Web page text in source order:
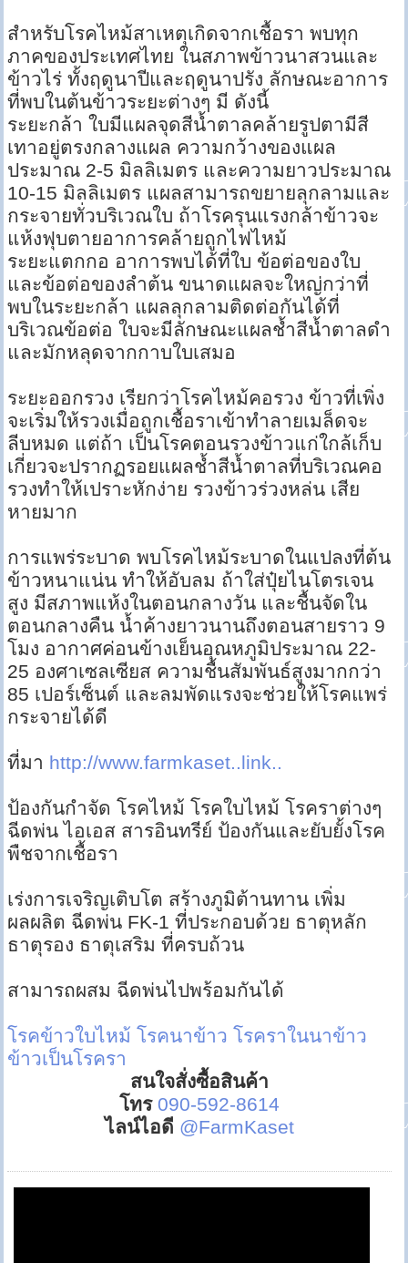
สำหรับโรคไหม้สาเหตุเกิดจากเชื้อรา พบทุก
ภาคของประเทศไทย ในสภาพข้าวนาสวนและ
ข้าวไร่ ทั้งฤดูนาปีและฤดูนาปรัง ลักษณะอาการ
ที่พบในต้นข้าวระยะต่างๆ มี ดังนี้
ระยะกล้า ใบมีแผลจุดสีน้ำตาลคล้ายรูปตามีสี
เทาอยู่ตรงกลางแผล ความกว้างของแผล
ประมาณ 2-5 มิลลิเมตร และความยาวประมาณ
10-15 มิลลิเมตร แผลสามารถขยายลุกลามและ
กระจายทั่วบริเวณใบ ถ้าโรครุนแรงกล้าข้าวจะ
แห้งฟุบตายอาการคล้ายถูกไฟไหม้
ระยะแตกกอ อาการพบได้ที่ใบ ข้อต่อของใบ
และข้อต่อของลําต้น ขนาดแผลจะใหญ่กว่าที่
พบในระยะกล้า แผลลุกลามติดต่อกันได้ที่
บริเวณข้อต่อ ใบจะมีลักษณะแผลช้ำสีน้ำตาลดำ
และมักหลุดจากกาบใบเสมอ
ระยะออกรวง เรียกว่าโรคไหม้คอรวง ข้าวที่เพิ่ง
จะเริ่มให้รวงเมื่อถูกเชื้อราเข้าทําลายเมล็ดจะ
ลีบหมด แต่ถ้า เป็นโรคตอนรวงข้าวแก่ใกล้เก็บ
เกี่ยวจะปรากฏรอยแผลช้ำสีน้ำตาลที่บริเวณคอ
รวงทำให้เปราะหักง่าย รวงข้าวร่วงหล่น เสีย
หายมาก
การแพร่ระบาด พบโรคไหม้ระบาดในแปลงที่ต้น
ข้าวหนาแน่น ทำให้อับลม ถ้าใส่ปุ๋ยไนโตรเจน
สูง มีสภาพแห้งในตอนกลางวัน และชื้นจัดใน
ตอนกลางคืน น้ำค้างยาวนานถึงตอนสายราว 9
โมง อากาศค่อนข้างเย็นอุณหภูมิประมาณ 22-
25 องศาเซลเซียส ความชื้นสัมพันธ์สูงมากกว่า
85 เปอร์เซ็นต์ และลมพัดแรงจะช่วยให้โรคแพร่
กระจายได้ดี
ที่มา http://www.farmkaset..link..
ป้องกันกำจัด โรคไหม้ โรคใบไหม้ โรคราต่างๆ
ฉีดพ่น ไอเอส สารอินทรีย์ ป้องกันและยับยั้งโรค
พืชจากเชื้อรา
เร่งการเจริญเติบโต สร้างภูมิต้านทาน เพิ่ม
ผลผลิต ฉีดพ่น FK-1 ที่ประกอบด้วย ธาตุหลัก
ธาตุรอง ธาตุเสริม ที่ครบถ้วน
สามารถผสม ฉีดพ่นไปพร้อมกันได้
โรคข้าวใบไหม้ โรคนาข้าว โรคราในนาข้าว
ข้าวเป็นโรครา
สนใจสั่งซื้อสินค้า
โทร 090-592-8614
ไลน์ไอดี @FarmKaset